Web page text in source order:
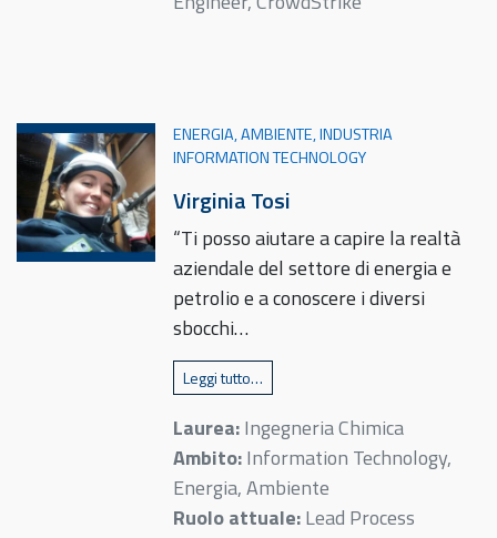
ENERGIA, AMBIENTE, INDUSTRIA
INFORMATION TECHNOLOGY
Virginia Tosi
“Ti posso aiutare a capire la realtà
aziendale del settore di energia e
petrolio e a conoscere i diversi
sbocchi…
Leggi tutto…
Laurea:Ingegneria Chimica
Ambito:Information Technology,
Energia, Ambiente
Ruolo attuale:Lead Process